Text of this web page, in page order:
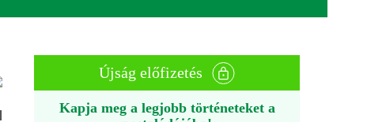
Újság előfizetés
Kapja meg a legjobb történeteket a